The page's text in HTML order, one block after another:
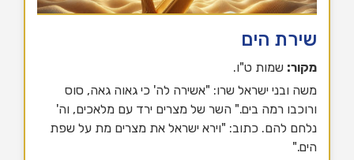
שירת הים
מקור:שמות ט"ו.
משה ובני ישראל שרו: "אשירה לה' כי גאוה גאה, סוס
ורוכבו רמה בים." השר של מצרים ירד עם מלאכים, וה'
נלחם להם. כתוב: "וירא ישראל את מצרים מת על שפת